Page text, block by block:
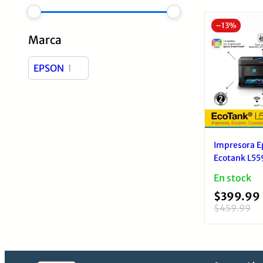
Marca
EPSON 1
–13%
Impresora
Ecotank
USB, RED,
Continua
En stock
$459.99
$399.99